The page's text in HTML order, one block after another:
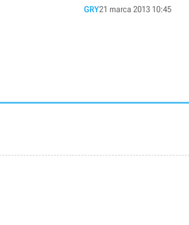
GRY21 marca 2013 10:45